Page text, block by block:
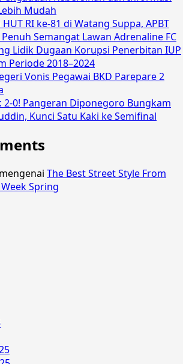
Mudah
RI ke-81 di Watang Suppa, APBT
Semangat Lawan Adrenaline FC
Lidik Dugaan Korupsi Penerbitan IUP
Periode 2018–2024
Vonis Pegawai BKD Parepare 2
2-0! Pangeran Diponegoro Bungkam
Kunci Satu Kaki ke Semifinal
mengenai The Best Street Style From
Spring